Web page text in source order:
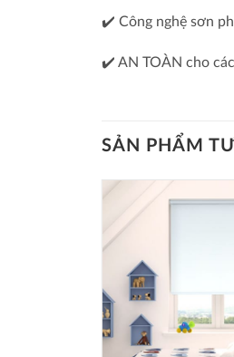
✔️ Công nghệ sơn
✔️ AN TOÀN cho
SẢN PHẨM